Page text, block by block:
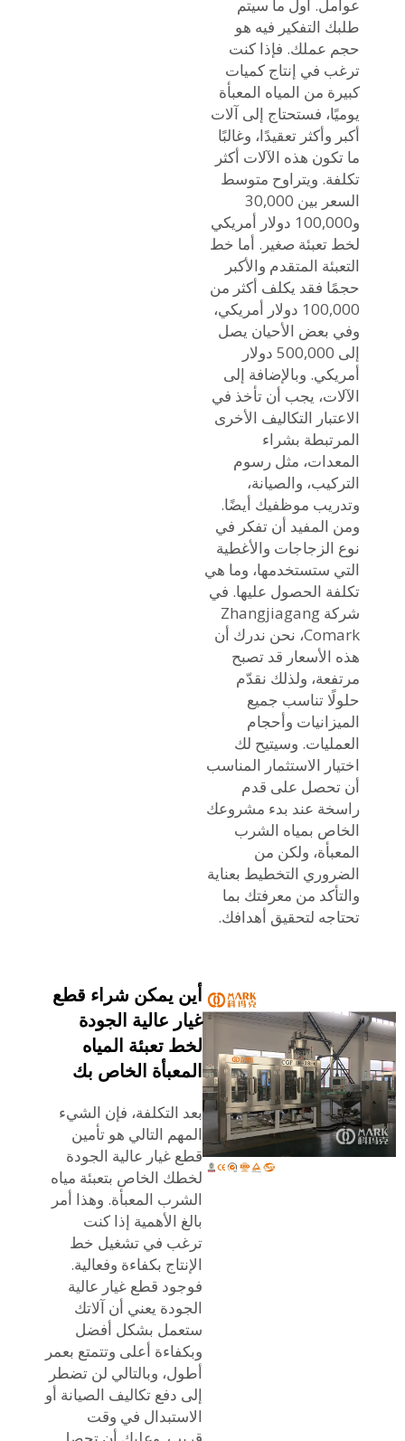
عوامل. أول ما سيتم
طلبك التفكير فيه هو
حجم عملك. فإذا كنت
ترغب في إنتاج كميات
كبيرة من المياه المعبأة
يوميًا، فستحتاج إلى آلات
أكبر وأكثر تعقيدًا، وغالبًا
ما تكون هذه الآلات أكثر
تكلفة. ويتراوح متوسط
السعر بين 30,000
و100,000 دولار أمريكي
لخط تعبئة صغير. أما خط
التعبئة المتقدم والأكبر
حجمًا فقد يكلف أكثر من
100,000 دولار أمريكي،
وفي بعض الأحيان يصل
إلى 500,000 دولار
أمريكي. وبالإضافة إلى
الآلات، يجب أن تأخذ في
الاعتبار التكاليف الأخرى
المرتبطة بشراء
المعدات، مثل رسوم
التركيب، والصيانة،
وتدريب موظفيك أيضًا.
ومن المفيد أن تفكر في
نوع الزجاجات والأغطية
التي ستستخدمها، وما هي
تكلفة الحصول عليها. في
شركة Zhangjiagang
Comark، نحن ندرك أن
هذه الأسعار قد تصبح
مرتفعة، ولذلك نقدّم
حلولًا تناسب جميع
الميزانيات وأحجام
العمليات. وسيتيح لك
اختيار الاستثمار المناسب
أن تحصل على قدم
راسخة عند بدء مشروعك
الخاص بمياه الشرب
المعبأة، ولكن من
الضروري التخطيط بعناية
والتأكد من معرفتك بما
تحتاجه لتحقيق أهدافك.
أين يمكن شراء قطع
غيار عالية الجودة
لخط تعبئة المياه
المعبأة الخاص بك
بعد التكلفة، فإن الشيء
المهم التالي هو تأمين
قطع غيار عالية الجودة
لخطك الخاص بتعبئة مياه
الشرب المعبأة. وهذا أمر
بالغ الأهمية إذا كنت
ترغب في تشغيل خط
الإنتاج بكفاءة وفعالية.
فوجود قطع غيار عالية
الجودة يعني أن آلاتك
ستعمل بشكل أفضل
وبكفاءة أعلى وتتمتع بعمر
أطول، وبالتالي لن تضطر
إلى دفع تكاليف الصيانة أو
الاستبدال في وقت